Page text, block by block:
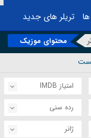
تریلر های جدید
محتوای موزیک
امتیاز IMDB
رده سنی
ژانر